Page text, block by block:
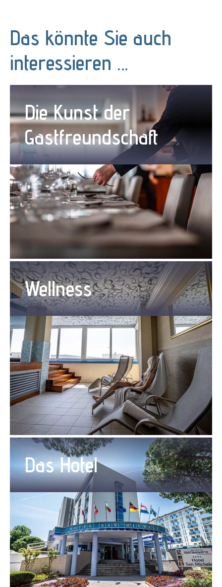
Das könnte Sie auch
interessieren …
Die Kunst der
Gastfreundschaft
Wellness
Das Hotel